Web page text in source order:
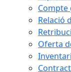
Compte
Relació
Oferta